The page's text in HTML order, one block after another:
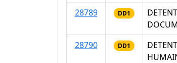
28789
DD1
28790
DD1